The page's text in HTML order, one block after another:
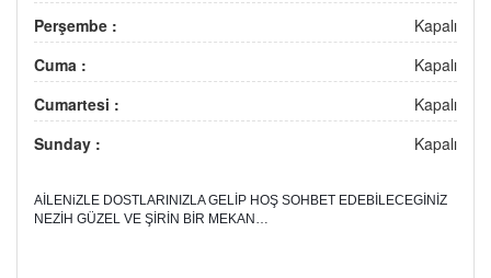
Perşembe :
Kapalı
Cuma :
Kapalı
Cumartesi :
Kapalı
Sunday :
Kapalı
AİLENiZLE DOSTLARINIZLA GELİP HOŞ SOHBET EDEBİLECEGİNİZ
NEZİH GÜZEL VE ŞİRİN BİR MEKAN…